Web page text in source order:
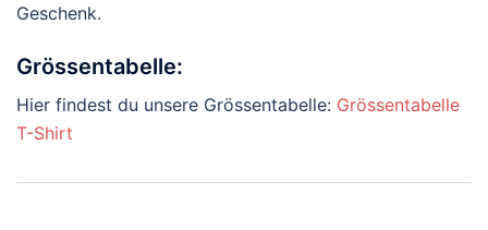
Geschenk.
Grössentabelle:
Hier findest du unsere Grössentabelle: Grössentabelle
T-Shirt